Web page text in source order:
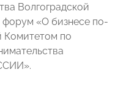
Волгоградской
«О бизнесе по-
Комитетом по